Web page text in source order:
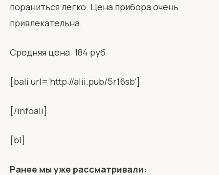
пораниться легко. Цена прибора очень
привлекательна.
Средняя цена: 184 руб
[bali url=’http://alii.pub/5r16sb’]
[/infoali]
[bl]
Ранее мы уже рассматривали: